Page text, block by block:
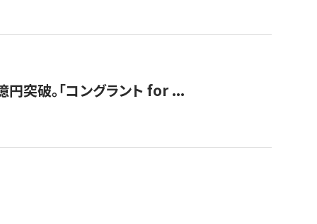
突破。「コングラント for ...